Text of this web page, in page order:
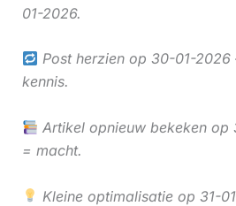
01-2026.
Post herzien op 30-01-
kennis.
Artikel opnieuw bekeken op
= macht.
Kleine optimalisatie op 31-